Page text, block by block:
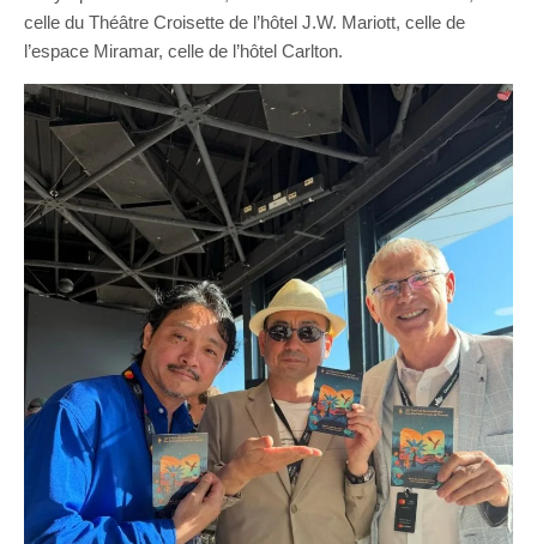
celle du Théâtre Croisette de l’hôtel J.W. Mariott, celle de
l’espace Miramar, celle de l’hôtel Carlton.